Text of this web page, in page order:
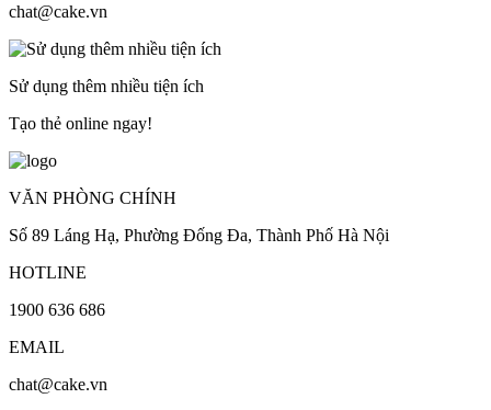
chat@cake.vn
Sử dụng thêm nhiều tiện ích
Tạo thẻ online ngay!
VĂN PHÒNG CHÍNH
Số 89 Láng Hạ, Phường Đống Đa, Thành Phố Hà Nội
HOTLINE
1900 636 686
EMAIL
chat@cake.vn